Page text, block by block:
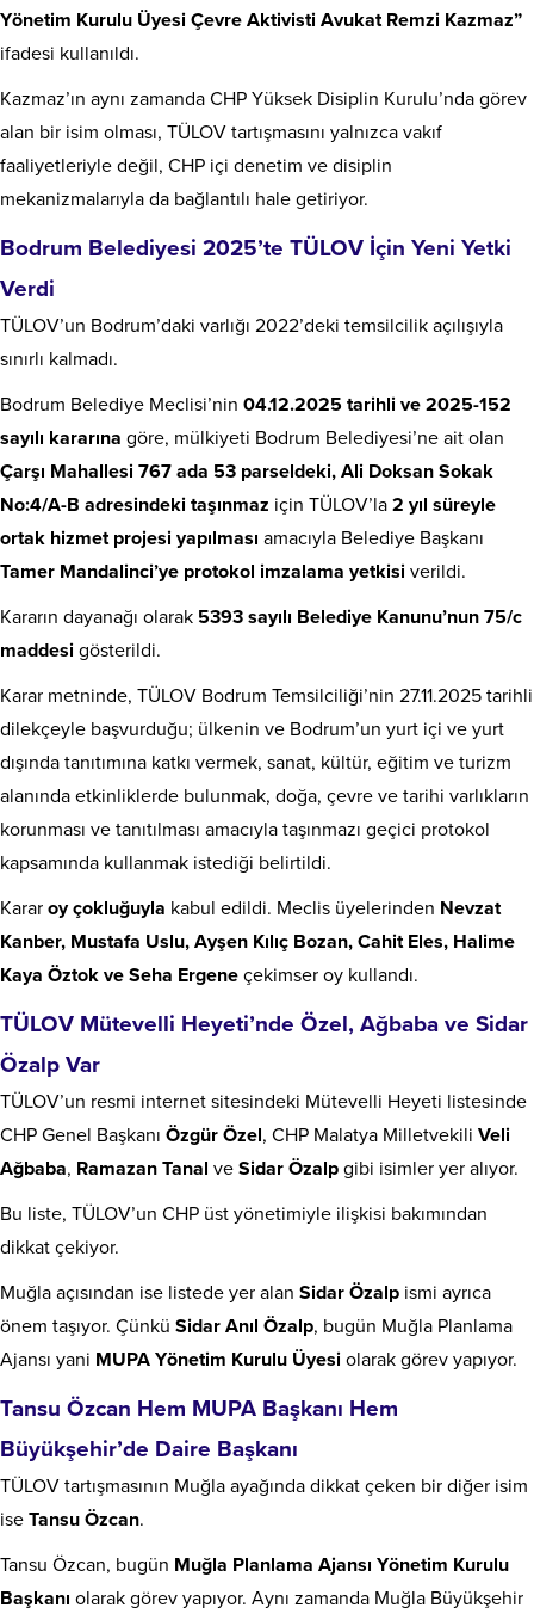
Yönetim Kurulu Üyesi Çevre Aktivisti Avukat Remzi Kazmaz”
ifadesi kullanıldı.
Kazmaz’ın aynı zamanda CHP Yüksek Disiplin Kurulu’nda görev
alan bir isim olması, TÜLOV tartışmasını yalnızca vakıf
faaliyetleriyle değil, CHP içi denetim ve disiplin
mekanizmalarıyla da bağlantılı hale getiriyor.
Bodrum Belediyesi 2025’te TÜLOV İçin Yeni Yetki
Verdi
TÜLOV’un Bodrum’daki varlığı 2022’deki temsilcilik açılışıyla
sınırlı kalmadı.
Bodrum Belediye Meclisi’nin 04.12.2025 tarihli ve 2025-152
sayılı kararına göre, mülkiyeti Bodrum Belediyesi’ne ait olan
Çarşı Mahallesi 767 ada 53 parseldeki, Ali Doksan Sokak
No:4/A-B adresindeki taşınmaz için TÜLOV’la 2 yıl süreyle
ortak hizmet projesi yapılması amacıyla Belediye Başkanı
Tamer Mandalinci’ye protokol imzalama yetkisi verildi.
Kararın dayanağı olarak 5393 sayılı Belediye Kanunu’nun 75/c
maddesi gösterildi.
Karar metninde, TÜLOV Bodrum Temsilciliği’nin 27.11.2025 tarihli
dilekçeyle başvurduğu; ülkenin ve Bodrum’un yurt içi ve yurt
dışında tanıtımına katkı vermek, sanat, kültür, eğitim ve turizm
alanında etkinliklerde bulunmak, doğa, çevre ve tarihi varlıkların
korunması ve tanıtılması amacıyla taşınmazı geçici protokol
kapsamında kullanmak istediği belirtildi.
Karar oy çokluğuyla kabul edildi. Meclis üyelerinden Nevzat
Kanber, Mustafa Uslu, Ayşen Kılıç Bozan, Cahit Eles, Halime
Kaya Öztok ve Seha Ergene çekimser oy kullandı.
TÜLOV Mütevelli Heyeti’nde Özel, Ağbaba ve Sidar
Özalp Var
TÜLOV’un resmi internet sitesindeki Mütevelli Heyeti listesinde
CHP Genel Başkanı Özgür Özel, CHP Malatya Milletvekili Veli
Ağbaba, Ramazan Tanal ve Sidar Özalp gibi isimler yer alıyor.
Bu liste, TÜLOV’un CHP üst yönetimiyle ilişkisi bakımından
dikkat çekiyor.
Muğla açısından ise listede yer alan Sidar Özalp ismi ayrıca
önem taşıyor. Çünkü Sidar Anıl Özalp, bugün Muğla Planlama
Ajansı yani MUPA Yönetim Kurulu Üyesi olarak görev yapıyor.
Tansu Özcan Hem MUPA Başkanı Hem
Büyükşehir’de Daire Başkanı
TÜLOV tartışmasının Muğla ayağında dikkat çeken bir diğer isim
ise Tansu Özcan.
Tansu Özcan, bugün Muğla Planlama Ajansı Yönetim Kurulu
Başkanı olarak görev yapıyor. Aynı zamanda Muğla Büyükşehir